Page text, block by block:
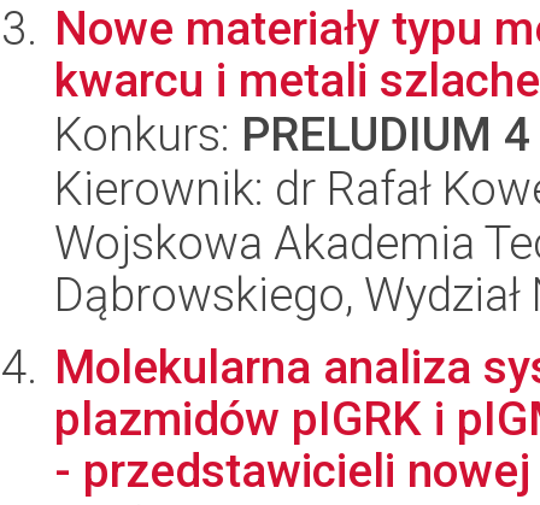
Nowe materiały typu
kwarcu i metali
Konkurs: PRELUDIUM 4
Kierownik: dr Rafał
Wojskowa Akademia
Dąbrowskiego,
Molekularna analiza
plazmidów pIGRK i
- przedstawicieli